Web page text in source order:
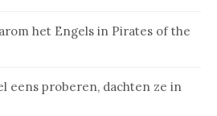
het Engels in Pirates of the
eens proberen, dachten ze in